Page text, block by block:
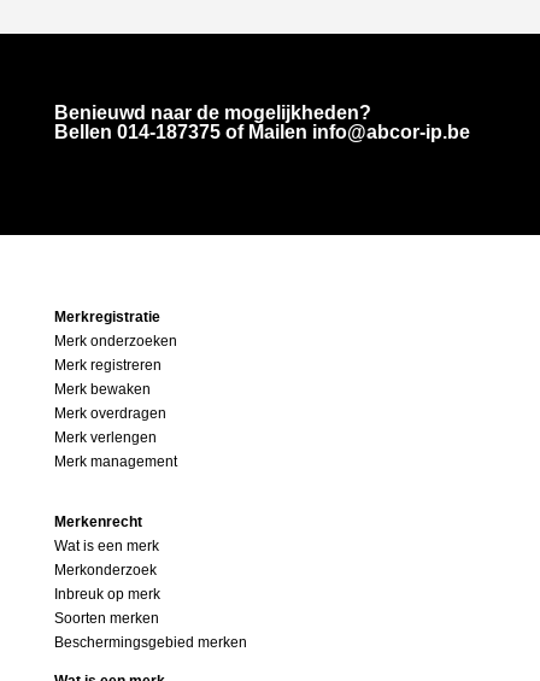
Benieuwd naar de mogelijkheden?
Bellen 014-187375 of Mailen info@abcor-ip.be
Merkregistratie
Merk onderzoeken
Merk registreren
Merk bewaken
Merk overdragen
Merk verlengen
Merk management
Merkenrecht
Wat is een merk
Merkonderzoek
Inbreuk op merk
Soorten merken
Beschermingsgebied merken